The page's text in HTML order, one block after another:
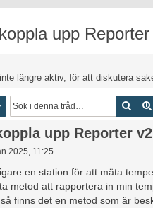
upp
längre aktiv, för att diskutera
Sök
upp Reporter
2025, 11:25
en station för att mäta
metod att rapportera in min
finns det en metod som är